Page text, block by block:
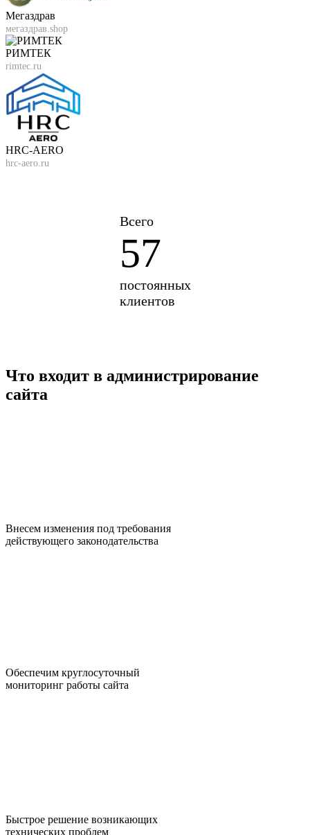
Мегаздрав
мегаздрав.shop
РИМТЕК
rimtec.ru
HRC-AERO
hrc-aero.ru
Всего
57
постоянных
клиентов
Что входит в администрирование
сайта
Внесем изменения под требования
действующего законодательства
Обеспечим круглосуточный
мониторинг работы сайта
Быстрое решение возникающих
технических проблем